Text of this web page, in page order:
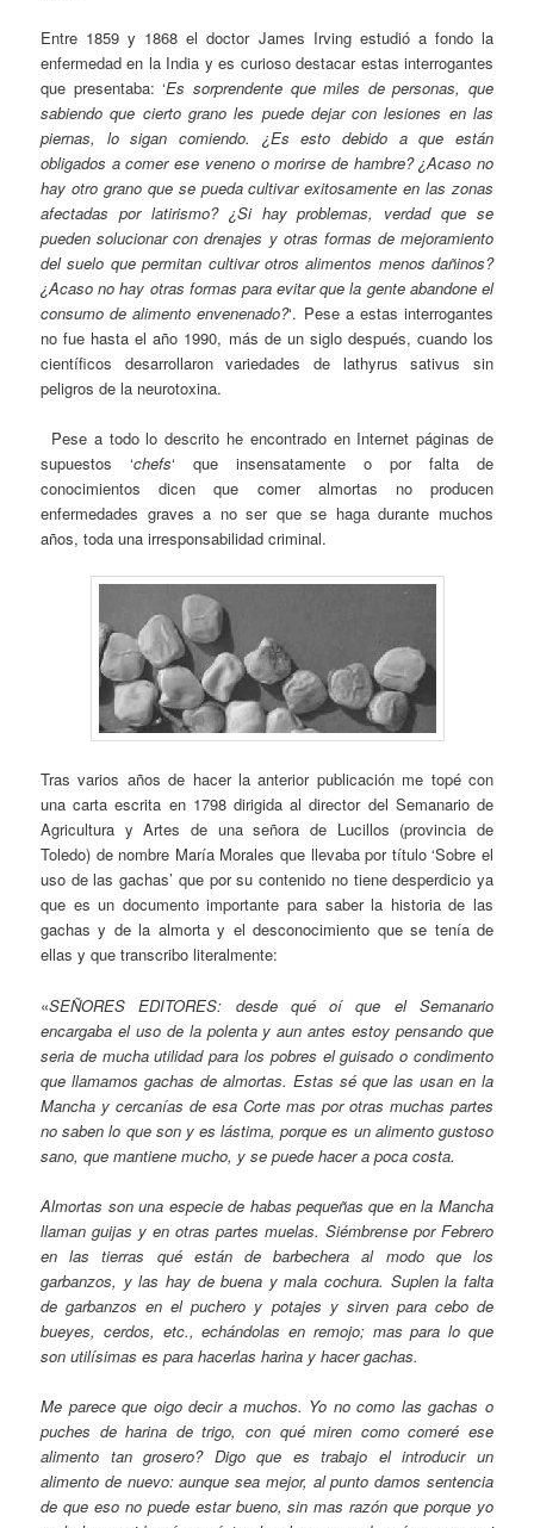
Entre 1859 y 1868 el doctor James Irving estudió a fondo la
enfermedad en la India y es curioso destacar estas interrogantes
que presentaba: ‘Es sorprendente que miles de personas, que
sabiendo que cierto grano les puede dejar con lesiones en las
piernas, lo sigan comiendo. ¿Es esto debido a que están
obligados a comer ese veneno o morirse de hambre? ¿Acaso no
hay otro grano que se pueda cultivar exitosamente en las zonas
afectadas por latirismo? ¿Si hay problemas, verdad que se
pueden solucionar con drenajes y otras formas de mejoramiento
del suelo que permitan cultivar otros alimentos menos dañinos?
¿Acaso no hay otras formas para evitar que la gente abandone el
consumo de alimento envenenado?‘. Pese a estas interrogantes
no fue hasta el año 1990, más de un siglo después, cuando los
científicos desarrollaron variedades de lathyrus sativus sin
peligros de la neurotoxina.
Pese a todo lo descrito he encontrado en Internet páginas de
supuestos ‘chefs‘ que insensatamente o por falta de
conocimientos dicen que comer almortas no producen
enfermedades graves a no ser que se haga durante muchos
años, toda una irresponsabilidad criminal.
Tras varios años de hacer la anterior publicación me topé con
una carta escrita en 1798 dirigida al director del Semanario de
Agricultura y Artes de una señora de Lucillos (provincia de
Toledo) de nombre María Morales que llevaba por título ‘Sobre el
uso de las gachas’ que por su contenido no tiene desperdicio ya
que es un documento importante para saber la historia de las
gachas y de la almorta y el desconocimiento que se tenía de
ellas y que transcribo literalmente:
«SEÑORES EDITORES: desde qué oí que el Semanario
encargaba el uso de la polenta y aun antes estoy pensando que
seria de mucha utilidad para los pobres el guisado o condimento
que llamamos gachas de almortas. Estas sé que las usan en la
Mancha y cercanías de esa Corte mas por otras muchas partes
no saben lo que son y es lástima, porque es un alimento gustoso
sano, que mantiene mucho, y se puede hacer a poca costa.
Almortas son una especie de habas pequeñas que en la Mancha
llaman guijas y en otras partes muelas. Siémbrense por Febrero
en las tierras qué están de barbechera al modo que los
garbanzos, y las hay de buena y mala cochura. Suplen la falta
de garbanzos en el puchero y potajes y sirven para cebo de
bueyes, cerdos, etc., echándolas en remojo; mas para lo que
son utilísimas es para hacerlas harina y hacer gachas.
Me parece que oigo decir a muchos. Yo no como las gachas o
puches de harina de trigo, con qué miren como comeré ese
alimento tan grosero? Digo que es trabajo el introducir un
alimento de nuevo: aunque sea mejor, al punto damos sentencia
de que eso no puede estar bueno, sin mas razón que porque yo